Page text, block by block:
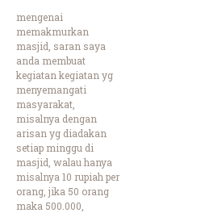
mengenai
memakmurkan
masjid, saran saya
anda membuat
kegiatan kegiatan yg
menyemangati
masyarakat,
misalnya dengan
arisan yg diadakan
setiap minggu di
masjid, walau hanya
misalnya 10 rupiah per
orang, jika 50 orang
maka 500.000,